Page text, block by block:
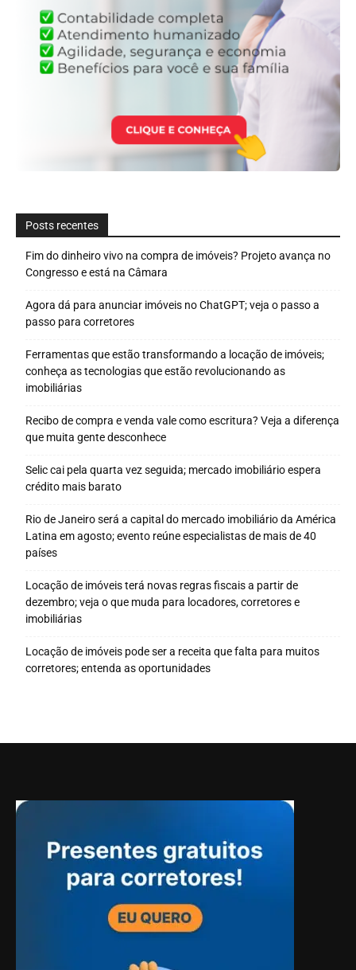
Posts recentes
Fim do dinheiro vivo na compra de imóveis? Projeto avança no
Congresso e está na Câmara
Agora dá para anunciar imóveis no ChatGPT; veja o passo a
passo para corretores
Ferramentas que estão transformando a locação de imóveis;
conheça as tecnologias que estão revolucionando as
imobiliárias
Recibo de compra e venda vale como escritura? Veja a diferença
que muita gente desconhece
Selic cai pela quarta vez seguida; mercado imobiliário espera
crédito mais barato
Rio de Janeiro será a capital do mercado imobiliário da América
Latina em agosto; evento reúne especialistas de mais de 40
países
Locação de imóveis terá novas regras fiscais a partir de
dezembro; veja o que muda para locadores, corretores e
imobiliárias
Locação de imóveis pode ser a receita que falta para muitos
corretores; entenda as oportunidades